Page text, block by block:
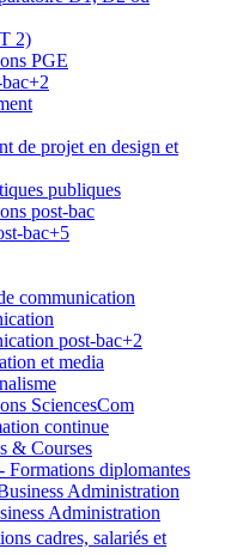
2)
PGE
de projet en design et
publiques
post-bac
bac+5
communication
post-bac+2
et media
SciencesCom
continue
& Courses
Formations diplomantes
Administration
Administration
cadres, salariés et